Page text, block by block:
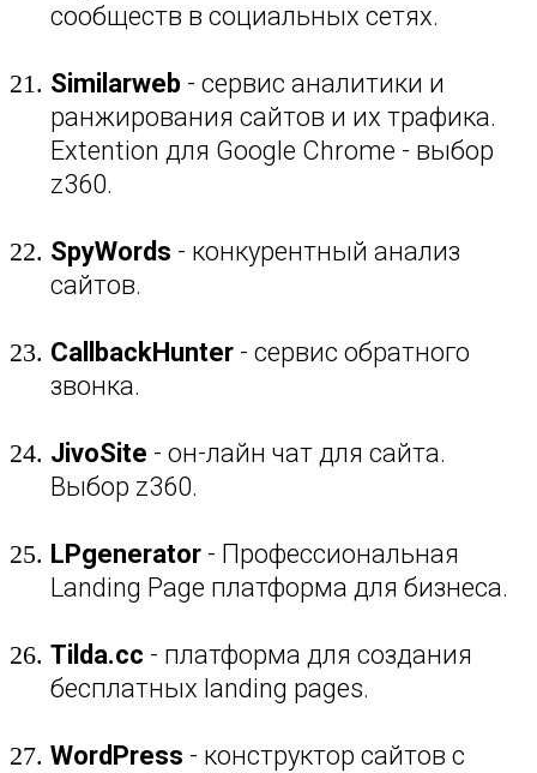
сообществ в социальных сетях.
Similarweb - сервис аналитики и
ранжирования сайтов и их трафика.
Extention для Google Chrome - выбор
z360.
SpyWords - конкурентный анализ
сайтов.
CallbackHunter - сервис обратного
звонка.
JivoSite - он-лайн чат для сайта.
Выбор z360.
LPgenerator - Профессиональная
Landing Page платформа для бизнеса.
Tilda.cc - платформа для создания
бесплатных landing pages.
WordPress - конструктор сайтов с